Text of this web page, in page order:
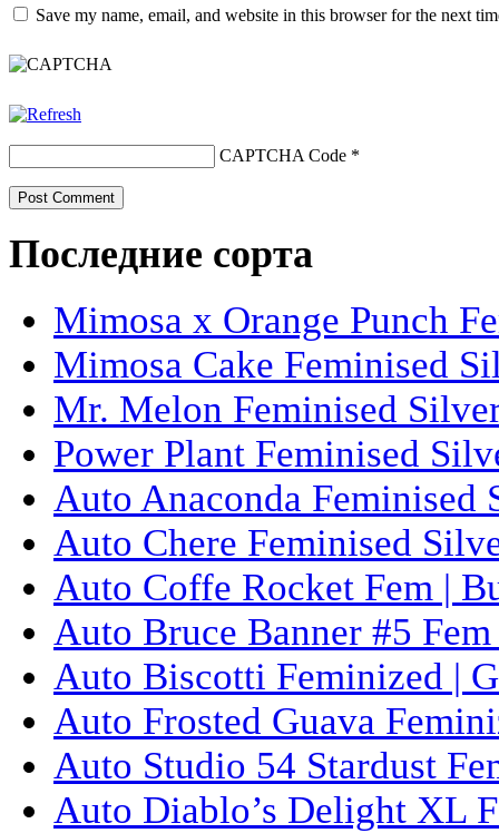
Save my name, email, and website in this browser for the next
CAPTCHA Code *
Последние сорта
Mimosa x Orange Punch
Mimosa Cake Feminised
Mr. Melon Feminised
Power Plant Feminised
Auto Anaconda Feminised
Auto Chere Feminised
Auto Coffe Rocket Fem |
Auto Bruce Banner #5
Auto Biscotti Feminized |
Auto Frosted Guava
Auto Studio 54 Stardust
Auto Diablo’s Delight XL